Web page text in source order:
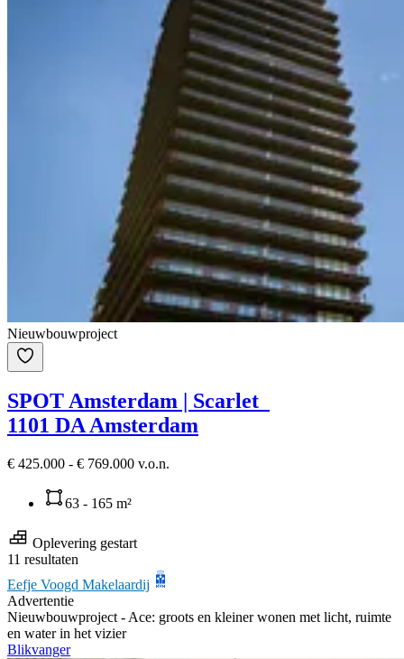
Nieuwbouwproject
SPOT Amsterdam | Scarlet
1101 DA Amsterdam
€ 425.000 - € 769.000 v.o.n.
63 - 165 m²
Oplevering gestart
11 resultaten
Eefje Voogd Makelaardij
Advertentie
Nieuwbouwproject - Ace: groots en kleiner wonen met licht, ruimte
en water in het vizier
Blikvanger